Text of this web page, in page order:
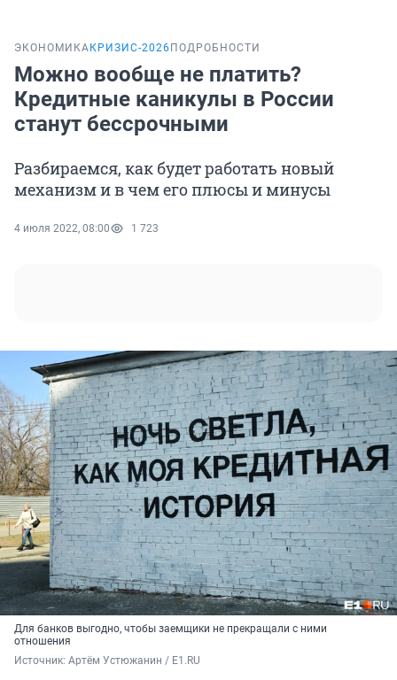
ЭКОНОМИКА КРИЗИС-2026 ПОДРОБНОСТИ
Можно вообще не платить?
Кредитные каникулы в России
станут бессрочными
Разбираемся, как будет работать новый
механизм и в чем его плюсы и минусы
4 июля 2022, 08:00 1 723
Для банков выгодно, чтобы заемщики не прекращали с ними
отношения
Источник: Артём Устюжанин / E1.RU